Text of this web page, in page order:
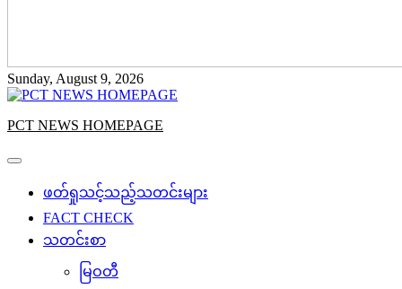
Sunday, August 9, 2026
PCT NEWS HOMEPAGE
ဖတ်ရှုသင့်သည့်သတင်းများ
FACT CHECK
သတင်းစာ
မြဝတီ